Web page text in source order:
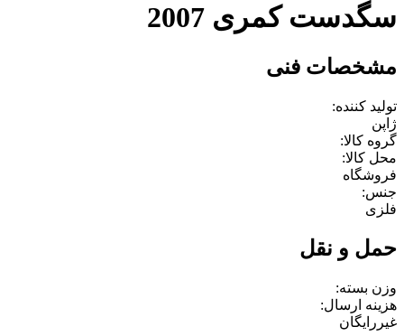
سگدست کمری 2007
مشخصات فنی
تولید کننده:
ژاپن
گروه کالا:
محل کالا:
فروشگاه
جنس:
فلزی
حمل و نقل
وزن بسته:
هزینه ارسال:
غیررایگان